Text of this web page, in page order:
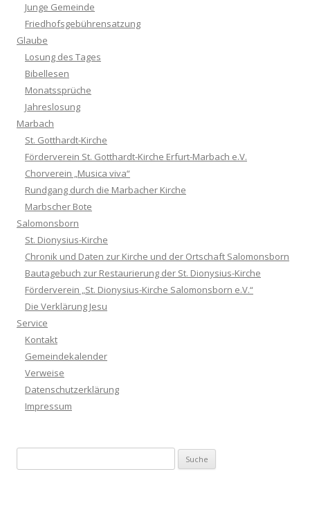
Junge Gemeinde
Friedhofsgebührensatzung
Glaube
Losung des Tages
Bibellesen
Monatssprüche
Jahreslosung
Marbach
St. Gotthardt-Kirche
Förderverein St. Gotthardt-Kirche Erfurt-Marbach e.V.
Chorverein „Musica viva“
Rundgang durch die Marbacher Kirche
Marbscher Bote
Salomonsborn
St. Dionysius-Kirche
Chronik und Daten zur Kirche und der Ortschaft Salomonsborn
Bautagebuch zur Restaurierung der St. Dionysius-Kirche
Förderverein „St. Dionysius-Kirche Salomonsborn e.V.“
Die Verklärung Jesu
Service
Kontakt
Gemeindekalender
Verweise
Datenschutzerklärung
Impressum